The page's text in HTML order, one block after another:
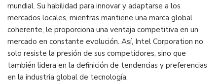
mundial. Su habilidad para innovar y adaptarse a los
mercados locales, mientras mantiene una marca global
coherente, le proporciona una ventaja competitiva en un
mercado en constante evolución. Así, Intel Corporation no
solo resiste la presión de sus competidores, sino que
también lidera en la definición de tendencias y preferencias
en la industria global de tecnología.